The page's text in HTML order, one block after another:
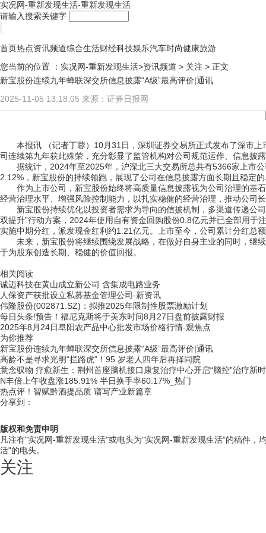
实况网-重新发现生活-重新发现生活
请输入搜索关键字
首页热点资讯频道综合生活财经科技娱乐汽车时尚健康旅游
您当前的位置 ： 实况网-重新发现生活>资讯频道 > 关注 > 正文
新宝股份连续九年蝉联深交所信息披露“A级”最高评价|通讯
2025-11-05 13:18:05 来源：证券日报网
本报讯 （记者丁蓉）10月31日，深圳证券交易所正式发布了深市
司连续第九年获此殊荣，充分彰显了监管机构对公司规范运作、信息披
据统计，2024年至2025年，沪深北三大交易所总共有5366家上市
2.12%，新宝股份的持续领跑，展现了公司在信息披露方面长期且稳定
作为上市公司，新宝股份始终将高质量信息披露视为公司治理的基
经营治理水平、增强风险控制能力，以扎实稳健的经营治理，推动公司
新宝股份持续优化以投资者需求为导向的信披机制，多渠道传递公
双提升”行动方案，2024年使用自有资金回购股份0.8亿元并已全部用
实施中期分红，派发现金红利约1.21亿元。上市至今，公司累计分红总
未来，新宝股份将继续围绕发展战略，在做好自身主业的同时，继
于为股东创造长期、稳健的价值回报。
相关阅读
诚迈科技在黄山成立新公司 含集成电路业务
人保资产获批设立私募基金管理公司-新资讯
伟隆股份(002871.SZ)：拟推2025年限制性股票激励计划
每日头条!预告！福尼克斯将于美东时间8月27日盘前披露财报
2025年8月24日阜阳农产品中心批发市场价格行情-观焦点
为你推荐
新宝股份连续九年蝉联深交所信息披露“A级”最高评价|通讯
高龄不是寻求光明“拦路虎”！95 岁老人四年后再择同院
意念驭物 疗愈新生：荆州首座脑机接口康复治疗中心开启“脑控”治疗新
N丰倍上午收盘涨185.91% 半日换手率60.17%_热门
热点评！智赋黔酒提品质 谱写产业新篇章
分享到：
版权和免责申明
凡注有"实况网-重新发现生活"或电头为"实况网-重新发现生活"的稿件
活"的电头。
关注